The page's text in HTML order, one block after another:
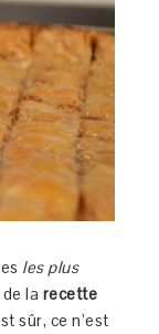
les plus
de la recette
sûr, ce n’est